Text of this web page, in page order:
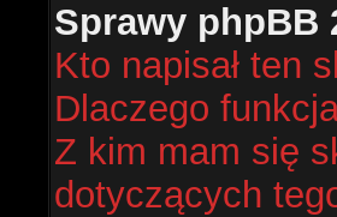
Sprawy phpBB
Kto napisał ten
Dlaczego
Z kim mam się
dotyczących